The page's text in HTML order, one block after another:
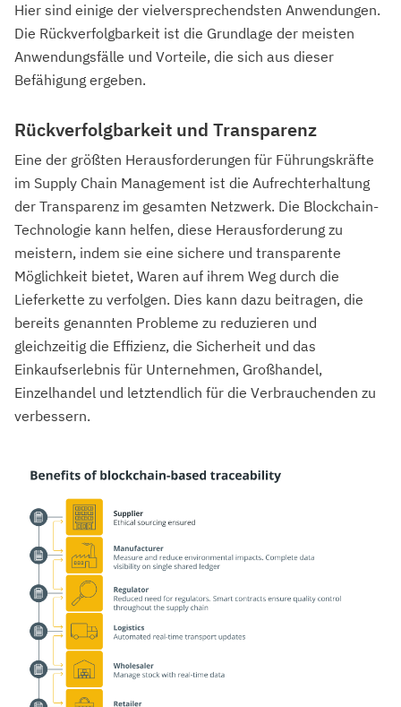
Hier sind einige der vielversprechendsten Anwendungen.
Die Rückverfolgbarkeit ist die Grundlage der meisten
Anwendungsfälle und Vorteile, die sich aus dieser
Befähigung ergeben.
Rückverfolgbarkeit und Transparenz
Eine der größten Herausforderungen für Führungskräfte
im Supply Chain Management ist die Aufrechterhaltung
der Transparenz im gesamten Netzwerk. Die Blockchain-
Technologie kann helfen, diese Herausforderung zu
meistern, indem sie eine sichere und transparente
Möglichkeit bietet, Waren auf ihrem Weg durch die
Lieferkette zu verfolgen. Dies kann dazu beitragen, die
bereits genannten Probleme zu reduzieren und
gleichzeitig die Effizienz, die Sicherheit und das
Einkaufserlebnis für Unternehmen, Großhandel,
Einzelhandel und letztendlich für die Verbrauchenden zu
verbessern.